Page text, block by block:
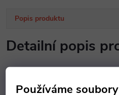
Používáme
Popis produktu
Detailní popis